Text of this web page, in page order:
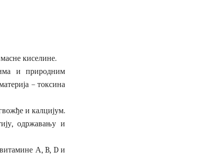
киселине.
и природним
– токсина
и калцијум.
одржавању и
А, B, D и